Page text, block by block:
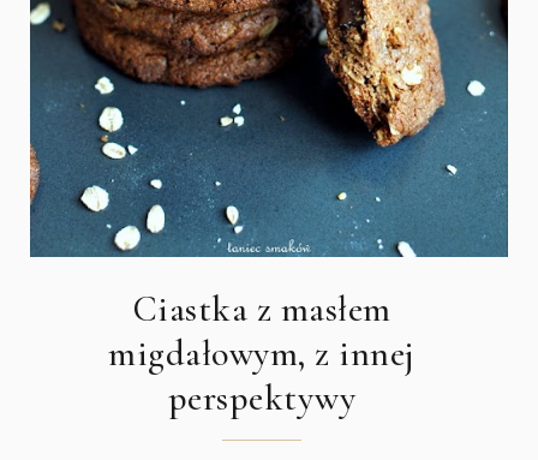
Ciastka z masłem
migdałowym, z innej
perspektywy